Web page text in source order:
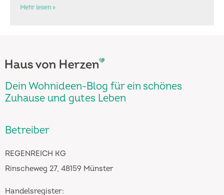
Mehr lesen »
Dein Wohnideen-Blog für ein schönes
Zuhause und gutes Leben
Betreiber
REGENREICH KG
Rinscheweg 27, 48159 Münster
Handelsregister: